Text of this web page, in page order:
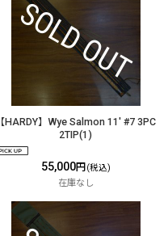
【HARDY】Wye Salmon 11' #7 3PC
2TIP(1)
55,000円 (税込)
在庫なし